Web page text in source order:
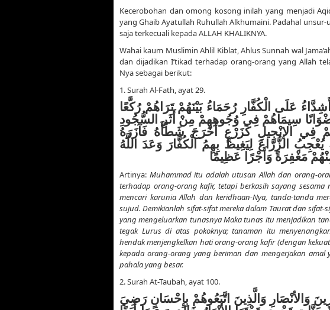
Kecerobohan dan omong kosong inilah yang menjadi
yang Ghaib Ayatullah Ruhullah Alkhumaini. Padahal
saja terkecuali kepada ALLAH KHALIKNYA.
Wahai kaum Muslimin Ahlil Kiblat, Ahlus Sunnah wal
dan dijadikan I’tikad terhadap orang-orang yang Allah
Nya sebagai berikut:
1. Surah Al-Fath, ayat 29.
عَلَى الْكُفَّارِ رُحَمَاءُ بَيْنَهُمْ تَرَاهُمْ رُكَّعًا
سِيمَاهُمْ فِي وُجُوهِهِمْ مِنْ أَثَرِ السُّجُودِ
فِي الإنْجِيلِ كَزَرْعٍ أَخْرَجَ شَطْأَهُ فَآزَرَهُ
الزُّرَّاعَ لِيَغِيظَ بِهِمُ الْكُفَّارَ وَعَدَ اللَّهُ
مَغْفِرَةً وَأَجْرًا عَظِيمًا
Artinya: Muhammad itu adalah utusan Allah dan orang-
terhadap orang-orang kafir, tetapi berkasih sayang sesama
mencari karunia Allah dan keridhaan-Nya, tanda-tanda
sujud. Demikianlah sifat-sifat mereka dalam Taurat dan sifat-
yang mengeluarkan tunasnya Maka tunas itu menjadikan
tegak Lurus di atas pokoknya; tanaman itu
hendak menjengkelkan hati orang-orang kafir (dengan
kepada orang-orang yang beriman dan mengerjakan
pahala yang besar.
2. Surah At-Taubah, ayat 100.
وَالأنْصَارِ وَالَّذِينَ اتَّبَعُوهُمْ بِإِحْسَانٍ رَضِيَ